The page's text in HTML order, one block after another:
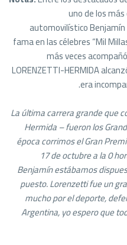
uno de los
automovilístico
fama en las célebres “Mil
más veces
LORENZETTI-HERMIDA
era
“...La última carrera grande
Hermida – fueron los
época corrimos el Gran
17 de octubre a la 0
Benjamín estábamos
puesto. Lorenzetti fue un
mucho por el deporte,
Argentina, yo espero que